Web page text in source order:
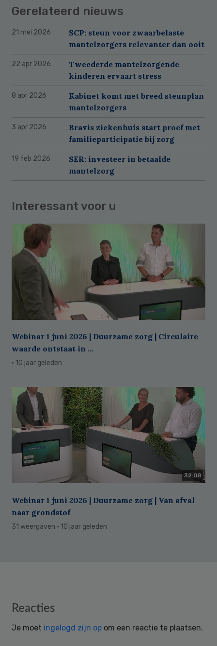
Gerelateerd nieuws
21 mei 2026
SCP: steun voor zwaarbelaste
mantelzorgers relevanter dan ooit
22 apr 2026
Tweederde mantelzorgende
kinderen ervaart stress
8 apr 2026
Kabinet komt met breed steunplan
mantelzorgers
3 apr 2026
Bravis ziekenhuis start proef met
familieparticipatie bij zorg
19 feb 2026
SER: investeer in betaalde
mantelzorg
Interessant voor u
Webinar 1 juni 2026 | Duurzame zorg | Circulaire
waarde ontstaat in ...
· 10 jaar geleden
32:08
Webinar 1 juni 2026 | Duurzame zorg | Van afval
naar grondstof
31 weergaven · 10 jaar geleden
Reader
Reacties
Je moet ingelogd zijn op om een reactie te plaatsen.